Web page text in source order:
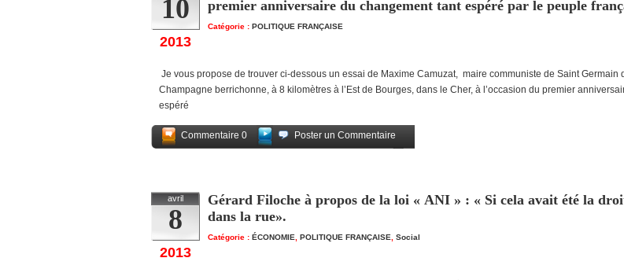
10
2013
premier anniversaire du changement tant espéré par le peuple
Catégorie : POLITIQUE FRANÇAISE
Je vous propose de trouver ci-dessous un essai de Maxime Camuzat, maire communiste de Saint Germain
Champagne berrichonne, à 8 kilomètres à l’Est de Bourges, dans le Cher, à l’occasion du premier
espéré
Commentaire 0
Poster un Commentaire
avril
8
2013
Gérard Filoche à propos de la loi « ANI » : « Si cela avait été la
dans la rue».
Catégorie : ÉCONOMIE POLITIQUE FRANÇAISE Social